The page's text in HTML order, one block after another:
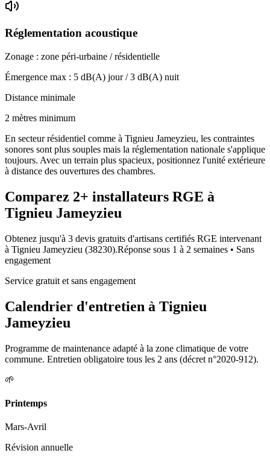
Réglementation acoustique
Zonage : zone péri-urbaine / résidentielle
Émergence max : 5 dB(A) jour /3 dB(A) nuit
Distance minimale
2 mètres minimum
En secteur résidentiel comme à Tignieu Jameyzieu, les contraintes
sonores sont plus souples mais la réglementation nationale s'applique
toujours. Avec un terrain plus spacieux, positionnez l'unité extérieure
à distance des ouvertures des chambres.
Comparez 2+ installateurs RGE à
Tignieu Jameyzieu
Obtenez jusqu'à 3 devis gratuits d'artisans certifiés RGE intervenant
à Tignieu Jameyzieu (38230).Réponse sous 1 à 2 semaines • Sans
engagement
Service gratuit et sans engagement
Calendrier d'entretien à Tignieu
Jameyzieu
Programme de maintenance adapté à la zone climatique de votre
commune. Entretien obligatoire tous les 2 ans (décret n°2020-912).
🌱
Printemps
Mars-Avril
Révision annuelle